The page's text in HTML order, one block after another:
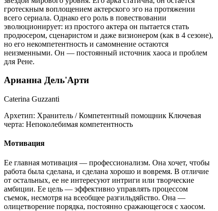
гротескным воплощением актерского эго на протяжении
всего сериала. Однако его роль в повествовании
эволюционирует: из простого актера он пытается стать
продюсером, сценаристом и даже визионером (как в 4 сезоне),
но его некомпетентность и самомнение остаются
неизменными. Он — постоянный источник хаоса и проблем
для Рене.
Арианна Дель'Арти
Caterina Guzzanti
Архетип: Хранитель / Компетентный помощник Ключевая
черта: Непоколебимая компетентность
Мотивация
Ее главная мотивация — профессионализм. Она хочет, чтобы
работа была сделана, и сделана хорошо и вовремя. В отличие
от остальных, ее не интересуют интриги или творческие
амбиции. Ее цель — эффективно управлять процессом
съемок, несмотря на всеобщее разгильдяйство. Она —
олицетворение порядка, постоянно сражающегося с хаосом.